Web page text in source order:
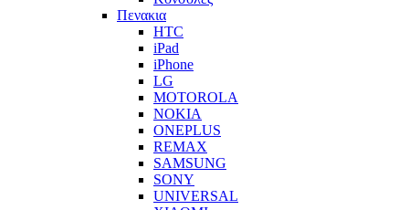
Πενακια
HTC
iPad
iPhone
LG
MOTOROLA
NOKIA
ONEPLUS
REMAX
SAMSUNG
SONY
UNIVERSAL